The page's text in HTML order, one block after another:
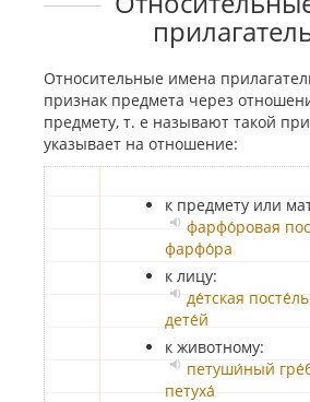
Относительные имена
признак предмета через
предмету, т. е называют такой
указывает на отношение:
к предмету или
фарфо́ровая
фарфо́ра
к лицу:
де́тская посте́ль
дете́й
к животному:
петуши́ный
петуха́